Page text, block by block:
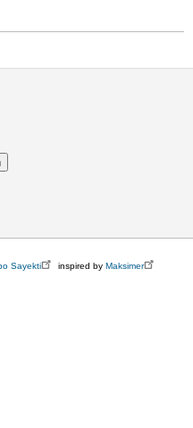
Sayekti inspired by Maksimer